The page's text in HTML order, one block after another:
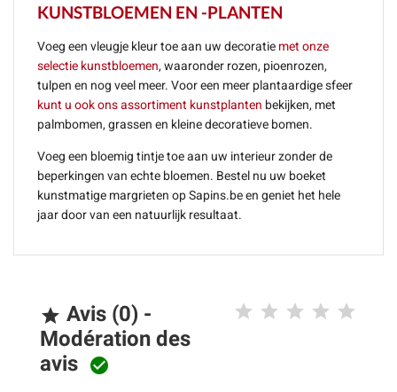
KUNSTBLOEMEN EN -PLANTEN
Voeg een vleugje kleur toe aan uw decoratie met onze
selectie kunstbloemen, waaronder rozen, pioenrozen,
tulpen en nog veel meer. Voor een meer plantaardige sfeer
kunt u ook ons assortiment kunstplanten bekijken, met
palmbomen, grassen en kleine decoratieve bomen.
Voeg een bloemig tintje toe aan uw interieur zonder de
beperkingen van echte bloemen. Bestel nu uw boeket
kunstmatige margrieten op Sapins.be en geniet het hele
jaar door van een natuurlijk resultaat.
 Avis (0) -
Modération des
avis 